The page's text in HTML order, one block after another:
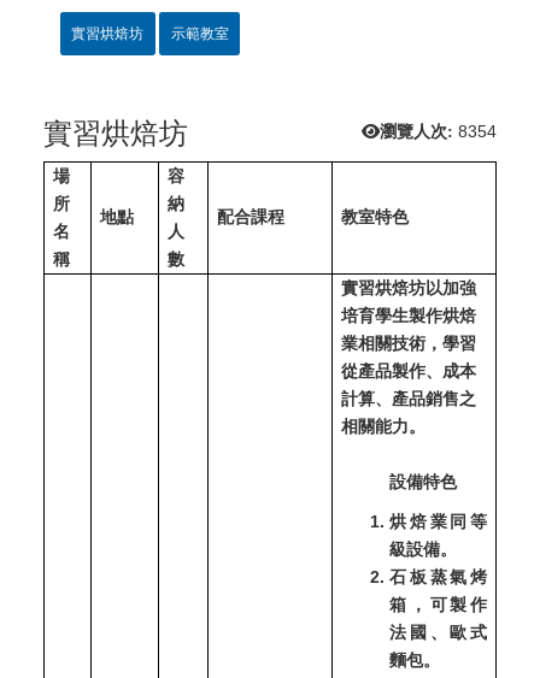
實習烘焙坊 示範教室
瀏覽人次: 8354
實習烘焙坊
場
所
名
稱
地點
容
納
人
數
配合課程 教室特色
實習烘焙坊以加強
培育學生製作烘焙
業相關技術，學習
從產品製作、成本
計算、產品銷售之
相關能力。
設備特色
烘焙業同等
級設備。
石板蒸氣烤
箱，可製作
法國、歐式
麵包。